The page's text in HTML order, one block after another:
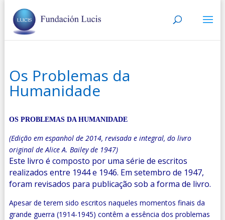
Os Problemas da
Humanidade
OS PROBLEMAS DA HUMANIDADE
(Edição em espanhol de 2014, revisada e integral, do livro
original de Alice A. Bailey de 1947)
Este livro é composto por uma série de escritos
realizados entre 1944 e 1946. Em setembro de 1947,
foram revisados para publicação sob a forma de livro.
Apesar de terem sido escritos naqueles momentos finais da
grande guerra (1914-1945) contêm a essência dos problemas